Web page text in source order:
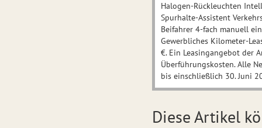
Halogen-Rückleuchten
Spurhalte-Assistent
Beifahrer 4-fach manuell
Gewerbliches Kilometer-
€. Ein Leasingangebot der
Überführungskosten. Alle
bis einschließlich 30. Juni
Diese Artikel